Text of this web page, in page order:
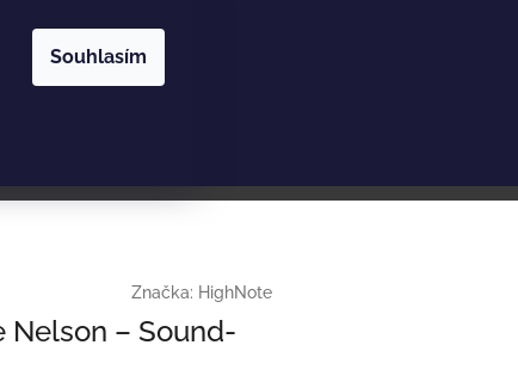
Souhlasím
Hledat
Značka: HighNote
Nelson – Sound-